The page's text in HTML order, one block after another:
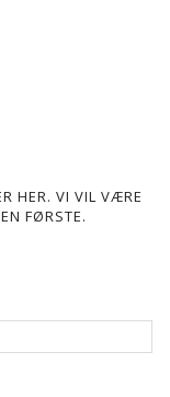
HER. VI VIL VÆRE
FØRSTE.